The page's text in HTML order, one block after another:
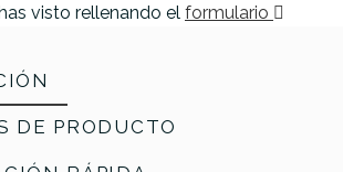
visto rellenando el formulario
DE PRODUCTO